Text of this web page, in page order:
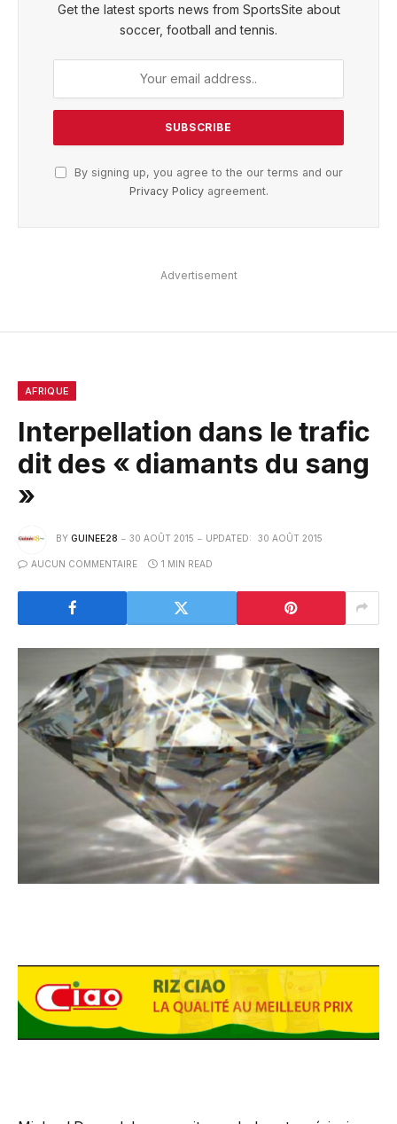
Get the latest sports news from SportsSite about
soccer, football and tennis.
By signing up, you agree to the our terms and our
Privacy Policyagreement.
Advertisement
AFRIQUE
Interpellation dans le trafic
dit des « diamants du sang
»
BY GUINEE28 30 AOÛT 2015 UPDATED: 30 AOÛT 2015
AUCUN COMMENTAIRE 1 MIN READ